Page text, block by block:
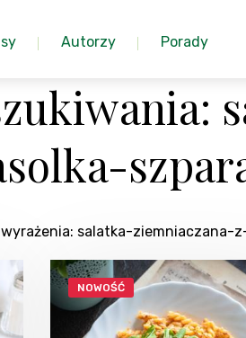
Autorzy Porady
wyrażenia: salatka-
NOWOŚĆ